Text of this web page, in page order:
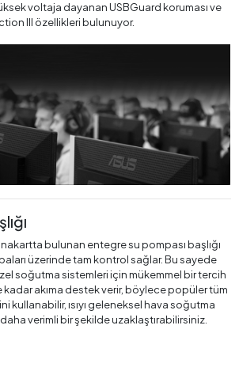
voltaja dayanan USBGuard koruması ve
III özellikleri bulunuyor.
bulunan entegre su pompası başlığı
üzerinde tam kontrol sağlar. Bu sayede
soğutma sistemleri için mükemmel bir tercih
kadar akıma destek verir, böylece popüler tüm
kullanabilir, ısıyı geleneksel hava soğutma
verimli bir şekilde uzaklaştırabilirsiniz.